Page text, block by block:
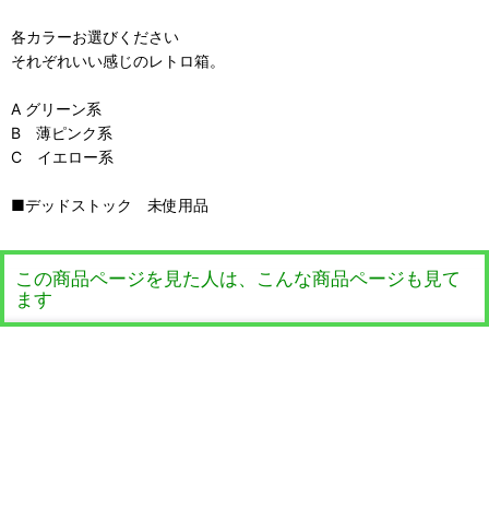
各カラーお選びください
それぞれいい感じのレトロ箱。
A グリーン系
B 薄ピンク系
C イエロー系
■デッドストック 未使用品
この商品ページを見た人は、こんな商品ページも見て
ます